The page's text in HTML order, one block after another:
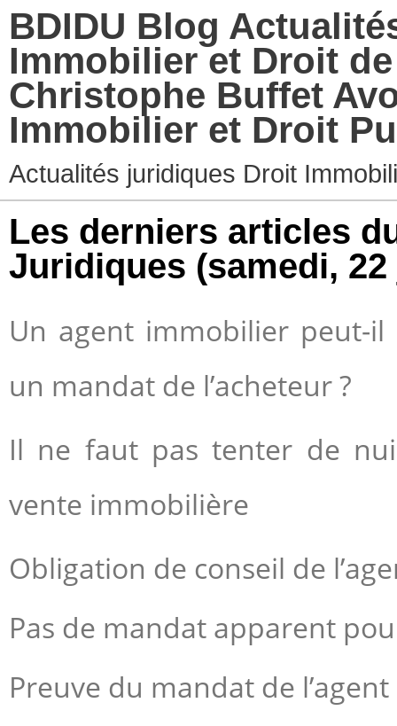
BDIDU Blog
Immobilier et Droit
Christophe Buffet
Immobilier et Droit
Actualités juridiques Droit
Les derniers articles
Juridiques (samedi,
Un agent immobilier peut-
un mandat de l’acheteur ?
Il ne faut pas tenter de
vente immobilière
Obligation de conseil de
Pas de mandat apparent
Preuve du mandat de